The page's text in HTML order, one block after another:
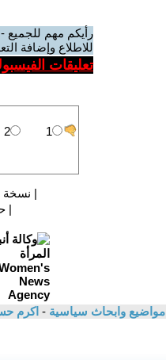
رأيكم مهم للجميع
للاطلاع وإضافة
تعليقات
| نسخة
|
مواضيع وابحاث سياسية - اكرم